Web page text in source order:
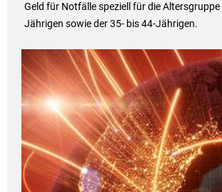
Geld für Notfälle speziell für die Altersgruppe
Jährigen sowie der 35- bis 44-Jährigen.